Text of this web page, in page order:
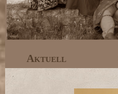
Aktuell